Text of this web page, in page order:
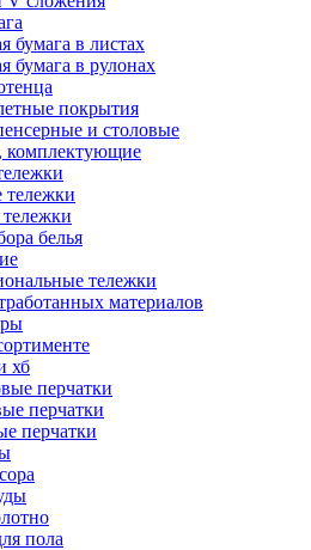
бумага в листах
бумага в рулонах
покрытия
и столовые
комплектующие
белья
тележки
материалов
хб
перчатки
перчатки
перчатки
пола